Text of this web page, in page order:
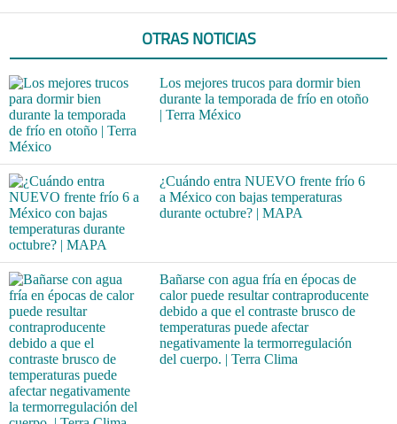
OTRAS NOTICIAS
Los mejores trucos para dormir bien
durante la temporada de frío en otoño
| Terra México
¿Cuándo entra NUEVO frente frío 6
a México con bajas temperaturas
durante octubre? | MAPA
Bañarse con agua fría en épocas de
calor puede resultar contraproducente
debido a que el contraste brusco de
temperaturas puede afectar
negativamente la termorregulación
del cuerpo. | Terra Clima